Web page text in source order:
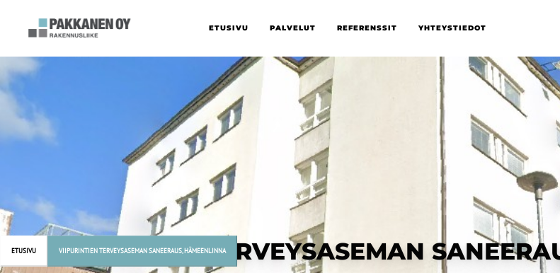
ETUSIVU PALVELUT REFERENSSIT YHTEYSTIEDOT
VIIPURINTIEN TERVEYSASEMAN
ETUSIVU VIIPURINTIEN TERVEYSASEMAN SANEERAUS, HÄMEENLINNA